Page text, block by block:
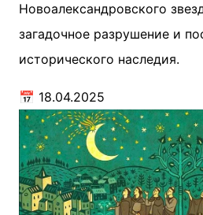
Новоалександровского
загадочное разрушение и
исторического наследия.
📅 18.04.2025